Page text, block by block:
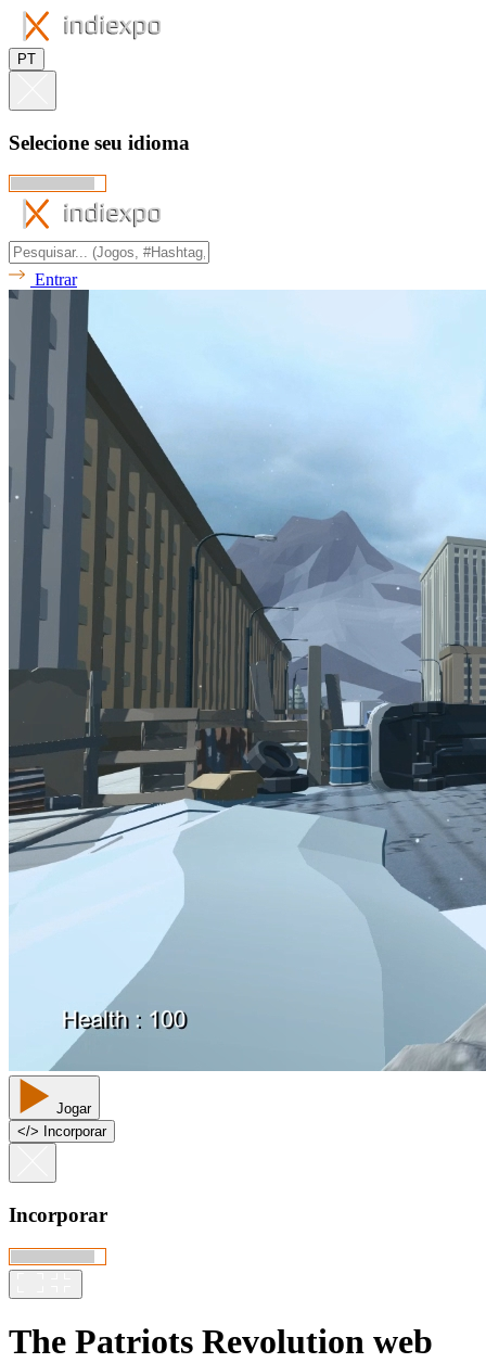
PT
Selecione seu idioma
Entrar
Jogar
</> Incorporar
Incorporar
The Patriots Revolution web